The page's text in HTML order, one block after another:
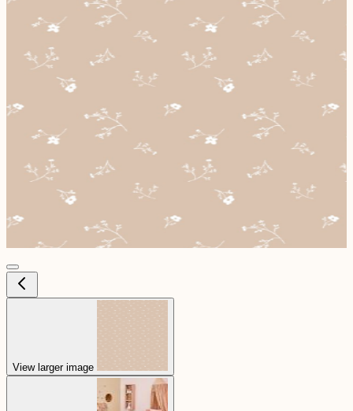
View larger image